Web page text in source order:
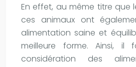
En effet, au même titre que
ces animaux ont
alimentation saine et
meilleure forme. Ainsi, il
considération des